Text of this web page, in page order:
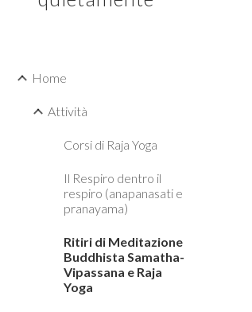
Home
Attività
Corsi di Raja Yoga
Il Respiro dentro il
respiro (anapanasati e
pranayama)
Ritiri di Meditazione
Buddhista Samatha-
Vipassana e Raja
Yoga